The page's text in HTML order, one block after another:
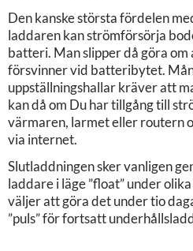
Den kanske största fördelen
laddaren kan strömförsörja
batteri. Man slipper då göra om
försvinner vid batteribytet.
uppställningshallar kräver att
kan då om Du har tillgång till
värmaren, larmet eller routern
via internet.
Slutladdningen sker vanligen
laddare i läge ”float” under
väljer att göra det under tio
”puls” för fortsatt